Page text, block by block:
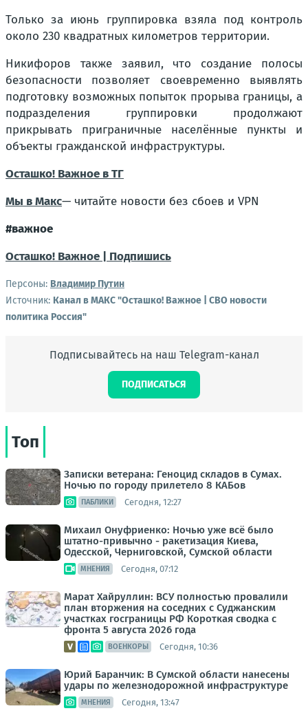
Только за июнь группировка взяла под контроль
около 230 квадратных километров территории.
Никифоров также заявил, что создание полосы
безопасности позволяет своевременно выявлять
подготовку возможных попыток прорыва границы, а
подразделения группировки продолжают
прикрывать приграничные населённые пункты и
объекты гражданской инфраструктуры.
Осташко! Важное в ТГ
Мы в Макс— читайте новости без сбоев и VPN
#важное
Осташко! Важное | Подпишись
Персоны: Владимир Путин
Источник: Канал в МАКС "Осташко! Важное | СВО новости
политика Россия"
Подписывайтесь на наш Telegram-канал
ПОДПИСАТЬСЯ
Топ
Записки ветерана: Геноцид складов в Сумах.
Ночью по городу прилетело 8 КАБов
ПАБЛИКИ Сегодня, 12:27
Михаил Онуфриенко: Ночью уже всё было
штатно-привычно - ракетизация Киева,
Одесской, Черниговской, Сумской области
МНЕНИЯ Сегодня, 07:12
Марат Хайруллин: ВСУ полностью провалили
план вторжения на соседних с Суджанским
участках госграницы РФ Короткая сводка с
фронта 5 августа 2026 года
ВОЕНКОРЫ Сегодня, 10:36
Юрий Баранчик: В Сумской области нанесены
удары по железнодорожной инфраструктуре
МНЕНИЯ Сегодня, 13:47